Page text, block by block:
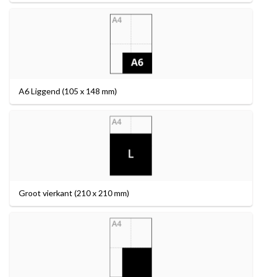
A6 Liggend (105 x 148 mm)
Groot vierkant (210 x 210 mm)